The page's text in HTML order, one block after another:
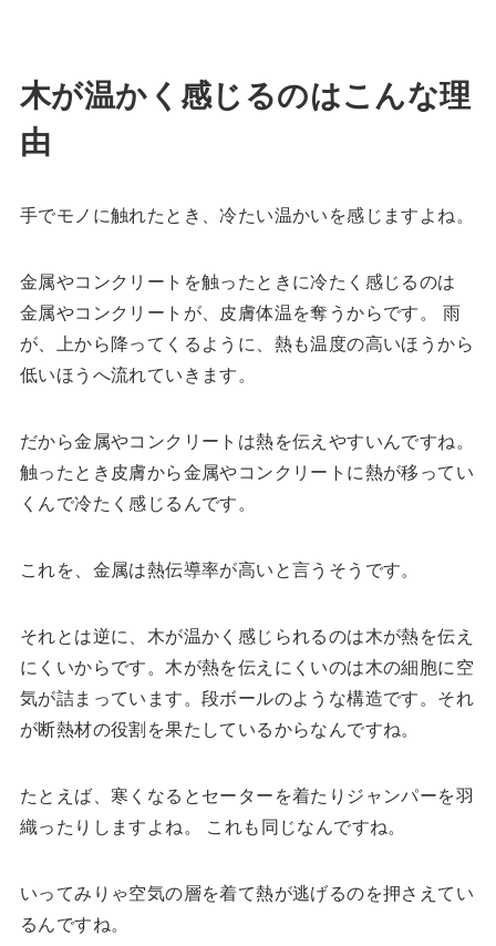
木が温かく感じるのはこんな理
由
手でモノに触れたとき、冷たい温かいを感じますよね。
金属やコンクリートを触ったときに冷たく感じるのは
金属やコンクリートが、皮膚体温を奪うからです。 雨
が、上から降ってくるように、熱も温度の高いほうから
低いほうへ流れていきます。
だから金属やコンクリートは熱を伝えやすいんですね。
触ったとき皮膚から金属やコンクリートに熱が移ってい
くんで冷たく感じるんです。
これを、金属は熱伝導率が高いと言うそうです。
それとは逆に、木が温かく感じられるのは木が熱を伝え
にくいからです。木が熱を伝えにくいのは木の細胞に空
気が詰まっています。段ボールのような構造です。それ
が断熱材の役割を果たしているからなんですね。
たとえば、寒くなるとセーターを着たりジャンパーを羽
織ったりしますよね。 これも同じなんですね。
いってみりゃ空気の層を着て熱が逃げるのを押さえてい
るんですね。